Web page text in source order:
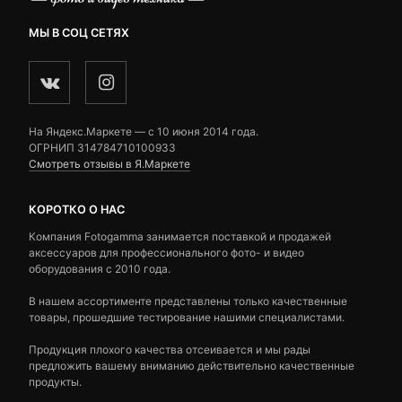
МЫ В СОЦ СЕТЯХ
На Яндекс.Маркете — c 10 июня 2014 года.
ОГРНИП 314784710100933
Смотреть отзывы в Я.Маркете
КОРОТКО О НАС
Компания Fotogamma занимается поставкой и продажей
аксессуаров для профессионального фото- и видео
оборудования с 2010 года.
В нашем ассортименте представлены только качественные
товары, прошедшие тестирование нашими специалистами.
Продукция плохого качества отсеивается и мы рады
предложить вашему вниманию действительно качественные
продукты.